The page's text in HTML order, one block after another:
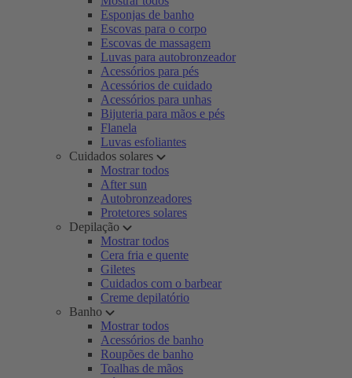
Esponjas de banho
Escovas para o corpo
Escovas de massagem
Luvas para autobronzeador
Acessórios para pés
Acessórios de cuidado
Acessórios para unhas
Bijuteria para mãos e pés
Flanela
Luvas esfoliantes
Cuidados solares
Mostrar todos
After sun
Autobronzeadores
Protetores solares
Depilação
Mostrar todos
Cera fria e quente
Giletes
Cuidados com o barbear
Creme depilatório
Banho
Mostrar todos
Acessórios de banho
Roupões de banho
Toalhas de mãos